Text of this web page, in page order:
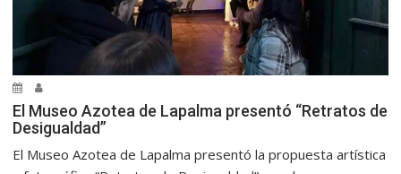
El Museo Azotea de Lapalma presentó “Retratos de
Desigualdad”
El Museo Azotea de Lapalma presentó la propuesta artística